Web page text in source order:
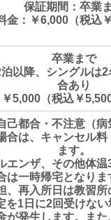
保証期間：卒業
金：￥6,000（税込
卒業まで
以降、シングルは2
合あり
￥5,000（税込￥
己都合・不注意（病
合は、キャンセル料
ます。
エンザ、その他体温
は一時帰宅となり
、再入所日は教習所
を1日に2回受けない
が発生します。ま